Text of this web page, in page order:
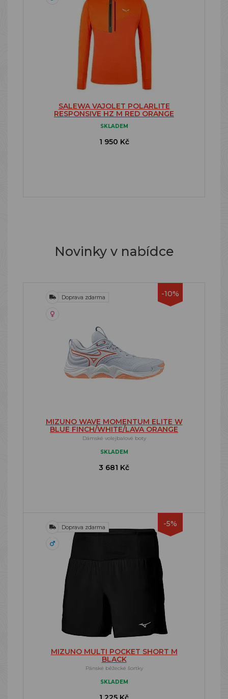
SALEWA VAJOLET POLARLITE
RESPONSIVE HZ M RED ORANGE
SKLADEM
1 950 Kč
Novinky v nabídce
-10%
Doprava zdarma
MIZUNO WAVE MOMENTUM ELITE W
BLUE FINCH/WHITE/LAVA ORANGE
Dámské volejbalové boty
SKLADEM
3 681 Kč
-5%
Doprava zdarma
MIZUNO MULTI POCKET SHORT M
BLACK
Pánské běžecké šortky
SKLADEM